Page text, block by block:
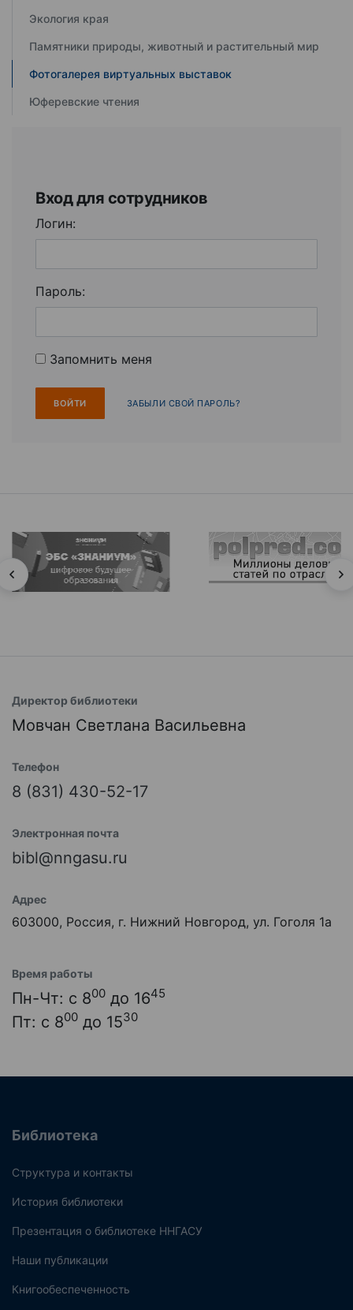
Экология края
Памятники природы, животный и растительный мир
Фотогалерея виртуальных выставок
Юферевские чтения
Вход для сотрудников
Логин:
Пароль:
Запомнить меня
ЗАБЫЛИ СВОЙ ПАРОЛЬ?
Директор библиотеки
Мовчан Светлана Васильевна
Телефон
8 (831) 430-52-17
Электронная почта
bibl@nngasu.ru
Адрес
603000, Россия, г. Нижний Новгород, ул. Гоголя 1а
Время работы
Пн-Чт: с 800 до 1645
Пт: с 800 до 1530
Библиотека
Структура и контакты
История библиотеки
Презентация о библиотеке ННГАСУ
Наши публикации
Книгообеспеченность